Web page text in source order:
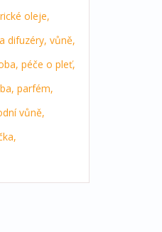
oleje,
difuzéry, vůně,
péče o pleť,
parfém,
vůně,